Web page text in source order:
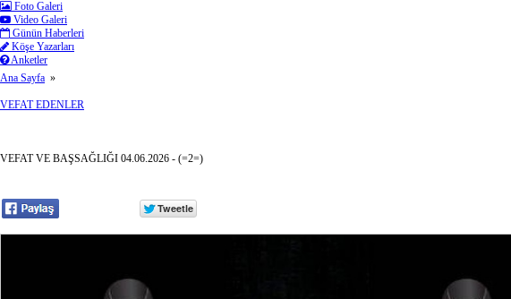
Foto Galeri
Video Galeri
Günün Haberleri
Köşe Yazarları
Anketler
Ana Sayfa »
VEFAT EDENLER
VEFAT VE BAŞSAĞLIĞI 04.06.2026 - (=2=)